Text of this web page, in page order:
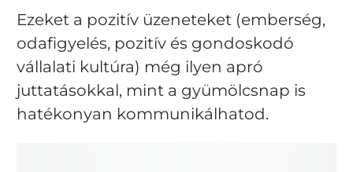
Ezeket a pozitív üzeneteket (emberség,
odafigyelés, pozitív és gondoskodó
vállalati kultúra) még ilyen apró
juttatásokkal, mint a gyümölcsnap is
hatékonyan kommunikálhatod.